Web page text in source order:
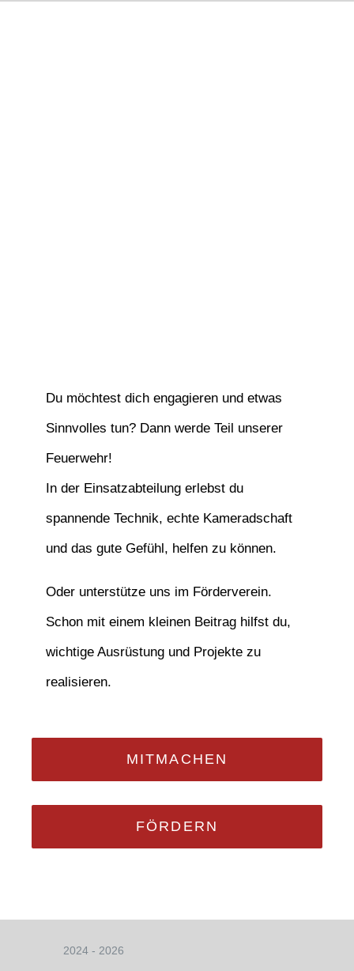
Du möchtest dich engagieren und etwas
Sinnvolles tun? Dann werde Teil unserer
Feuerwehr!
In der Einsatzabteilung erlebst du
spannende Technik, echte Kameradschaft
und das gute Gefühl, helfen zu können.
Oder unterstütze uns im Förderverein.
Schon mit einem kleinen Beitrag hilfst du,
wichtige Ausrüstung und Projekte zu
realisieren.
MITMACHEN
FÖRDERN
2024 - 2026